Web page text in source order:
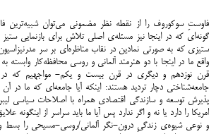
فاوستِ سوکوروف را از نقطه نظر مضمونی می‌توان شبیه‌ترین
گونه‌ای که در اینجا نیز مسئله‌ی اصلی تلاش برای بازنمایی
ستیزی که به صورتی نمادین در نقاب مناظره‌ای بر سر
واقع ما در اینجا با دو هنرمند آلمانی و روسی محافظه‌کار وابسته
قرن نوزدهم و دیگری در قرن بیست و یکم- مواجهیم که
جامعه‌شناختی دچار تردید هستند: اینکه آیا جامعه‌‌ای که ما در
پذیرش توسعه و سازندگی اقتصادی همراه با اصلاحات سیاسی
امریکا را دارد یا نه و اگر ندارد پس آیا ما باید سراسر از
و نوعی شیوه‌ی زندگیِ درون-نگر آلمانی/روسی-مسیحی را